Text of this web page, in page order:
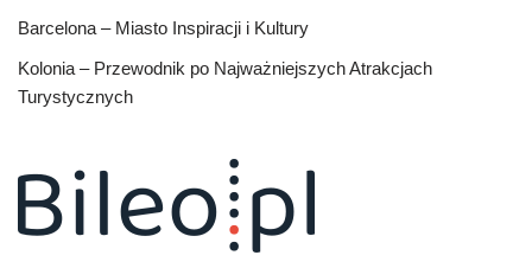
Barcelona – Miasto Inspiracji i Kultury
Kolonia – Przewodnik po Najważniejszych Atrakcjach
Turystycznych